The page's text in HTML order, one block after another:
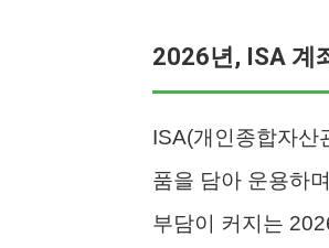
2026년, ISA 계
ISA(개인종합자산
품을 담아 운용하
부담이 커지는